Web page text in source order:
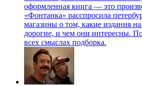
оформленная книга — это
«Фонтанка» расспросила
магазины о том, какие издания
дорогие, и чем они интересны.
всех смыслах подборка.